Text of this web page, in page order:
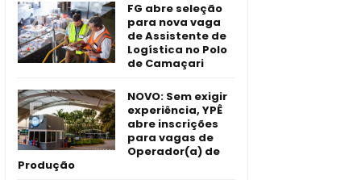
FG abre seleção
para nova vaga
de Assistente de
Logística no Polo
de Camaçari
NOVO: Sem exigir
experiência, YPÊ
abre inscrições
para vagas de
Operador(a) de
Produção